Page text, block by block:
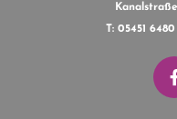
T: 05451